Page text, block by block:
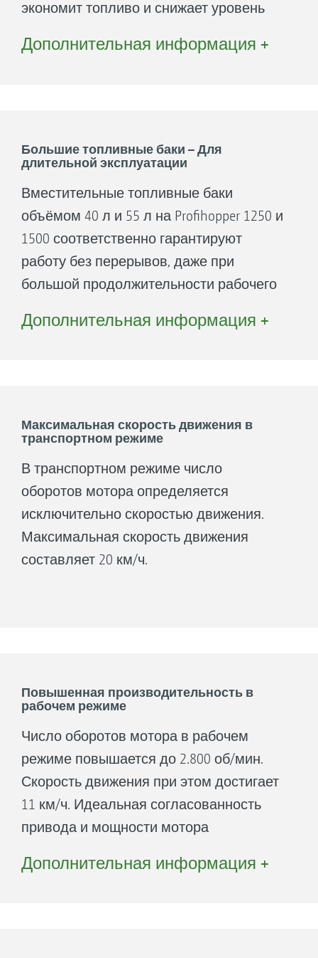
экономит топливо и снижает уровень
идеально подходит для сбора листвы и
Высокая рабочая и транспортная
скорость.
ECO-режим, низкий расход и
вместительные топливные баки
позволяют длительную
эксплуатацию.
Современная система обработки
Дополнительная информация +
Большие топливные баки – Для
длительной эксплуатации
Вместительные топливные баки
объёмом 40 л и 55 л на Profihopper 1250 и
1500 соответственно гарантируют
работу без перерывов, даже при
большой продолжительности рабочего
сокращение времени простоя, более
Дополнительная информация +
Максимальная скорость движения в
транспортном режиме
В транспортном режиме число
оборотов мотора определяется
исключительно скоростью движения.
Максимальная скорость движения
составляет 20 км/ч.
Повышенная производительность в
рабочем режиме
Число оборотов мотора в рабочем
режиме повышается до 2.800 об/мин.
Скорость движения при этом достигает
11 км/ч. Идеальная согласованность
привода и мощности мотора
м максимальную производительность
Дополнительная информация +